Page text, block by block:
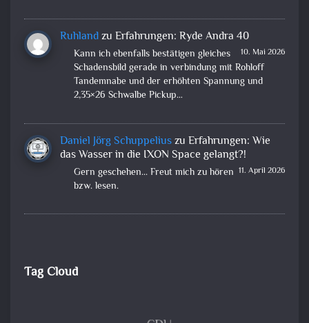
Ruhlandzu Erfahrungen: Ryde Andra 40
10. Mai 2026
Kann ich ebenfalls bestätigen gleiches
Schadensbild gerade in verbindung mit Rohloff
Tandemnabe und der erhöhten Spannung und
2,35×26 Schwalbe Pickup…
Daniel Jörg Schuppeliuszu Erfahrungen: Wie
das Wasser in die IXON Space gelangt?!
11. April 2026
Gern geschehen... Freut mich zu hören
bzw. lesen.
Tag Cloud